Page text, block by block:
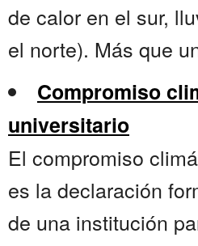
de calor en el sur,
el norte). Más que
Compromiso
universitario
El compromiso
es la declaración
de una institución